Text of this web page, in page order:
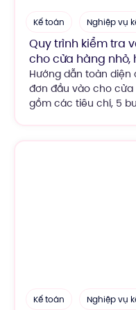
Kế toán Nghiệp vụ
Quy trình kiểm tra
cho cửa hàng nhỏ,
Hướng dẫn toàn diện
đơn đầu vào cho
gồm các tiêu chí, 5
Kế toán Nghiệp vụ